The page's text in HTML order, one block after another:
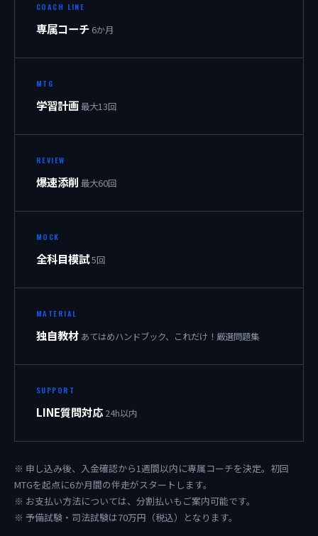
COACH LINE
専属コーチ 6か月
MTG
学習計画最大13回
REVIEW
爆速添削 最大60回
MOCK
全科目模試5回
MATERIAL
独自教材 あてはめハンドブック、これだけ！厳選問題集
SUPPORT
LINE質問対応 24h以内
※ 申し込み後、入金確認から1週間以内に専属コーチを決定。初回
MTGを起点に6か月間の伴走がスタートします。
※ お支払い方法については、分割払いもご案内可能です。
※ 予備試験・司法試験は70万円（税込）となります。